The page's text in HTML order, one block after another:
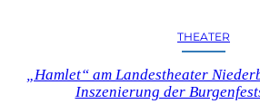
THEATER
„Hamlet“ am Landestheater
Inszenierung der